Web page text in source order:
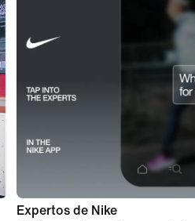
Expertos de Nike